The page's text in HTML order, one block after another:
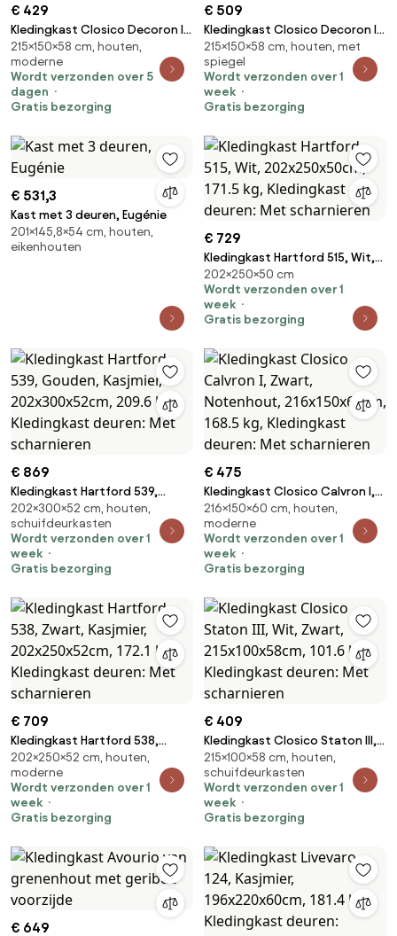
€ 429
Kledingkast Closico Decoron I,
Zwart, 215x150x58cm, 148.5 kg,
Kledingkast deuren: Met
scharnieren
215×150×58 cm, houten,
moderne
Wordt verzonden over 5
dagen
Gratis bezorging
€ 509
Kledingkast Closico Decoron III,
Wit, Zwart, 215x150x58cm, 148.5
kg, Kledingkast deuren: Met
scharnieren
215×150×58 cm, houten, met
spiegel
Wordt verzonden over 1
week
Gratis bezorging
€ 531,3
Kast met 3 deuren, Eugénie
201×145,8×54 cm, houten,
eikenhouten
€ 729
Kledingkast Hartford 515, Wit,
202x250x50cm, 171.5 kg,
Kledingkast deuren: Met
scharnieren
202×250×50 cm
Wordt verzonden over 1
week
Gratis bezorging
€ 869
Kledingkast Hartford 539,
Gouden, Kasjmier,
202x300x52cm, 209.6 kg,
Kledingkast deuren: Met
scharnieren
202×300×52 cm, houten,
schuifdeurkasten
Wordt verzonden over 1
week
Gratis bezorging
€ 475
Kledingkast Closico Calvron I,
Zwart, Notenhout,
216x150x60cm, 168.5 kg,
Kledingkast deuren: Met
scharnieren
216×150×60 cm, houten,
moderne
Wordt verzonden over 1
week
Gratis bezorging
€ 709
Kledingkast Hartford 538,
Zwart, Kasjmier,
202x250x52cm, 172.1 kg,
Kledingkast deuren: Met
scharnieren
202×250×52 cm, houten,
moderne
Wordt verzonden over 1
week
Gratis bezorging
€ 409
Kledingkast Closico Staton III,
Wit, Zwart, 215x100x58cm, 101.6
kg, Kledingkast deuren: Met
scharnieren
215×100×58 cm, houten,
schuifdeurkasten
Wordt verzonden over 1
week
Gratis bezorging
€ 649